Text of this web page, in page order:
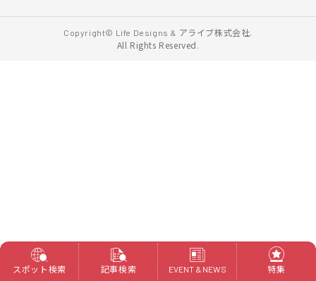
Copyright© Life Designs & アライブ株式会社.
All Rights Reserved.
スポット検索 記事検索 EVENT & NEWS 特集